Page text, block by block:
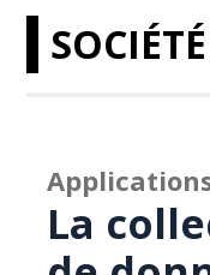
SOCIÉTÉ
La